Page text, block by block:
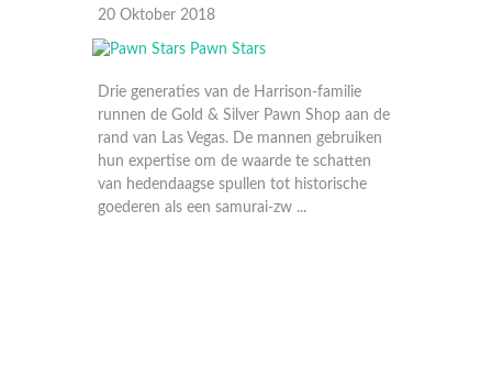
20 Oktober 2018
Drie generaties van de Harrison-familie
runnen de Gold & Silver Pawn Shop aan de
rand van Las Vegas. De mannen gebruiken
hun expertise om de waarde te schatten
van hedendaagse spullen tot historische
goederen als een samurai-zw ...